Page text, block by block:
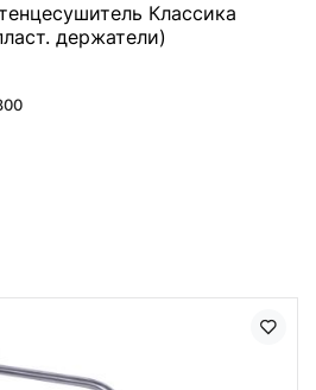
Классика
держатели)